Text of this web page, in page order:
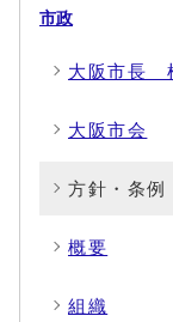
市政
大阪市長
大阪市会
方針・条例
概要
組織